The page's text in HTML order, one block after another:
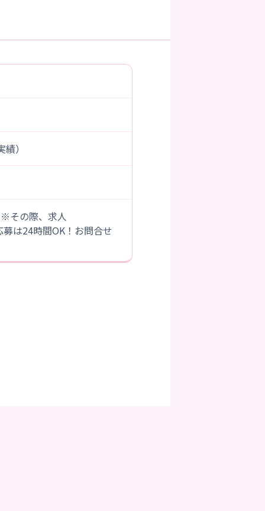
）
その際、求人
は24時間OK！お問合せ